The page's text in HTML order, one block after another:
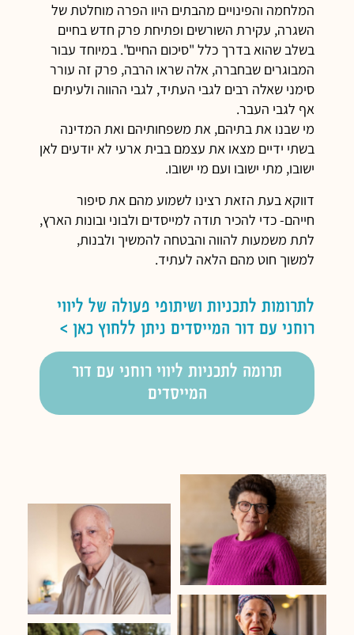
המלחמה והפינויים מהבתים היוו הפרה מוחלטת של
השגרה, עקירת השורשים ופתיחת פרק חדש בחיים
בשלב שהוא בדרך כלל "סיכום החיים". במיוחד עבור
המבוגרים שבחברה, אלה שראו הרבה, פרק זה עורר
סימני שאלה רבים לגבי העתיד, לגבי ההווה ולעיתים
אף לגבי העבר.
מי שבנו את בתיהם, את משפחותיהם ואת המדינה
בשתי ידיים מצאו את עצמם בבית ארעי לא יודעים לאן
ישובו, מתי ישובו ועם מי ישובו.
דווקא בעת הזאת רצינו לשמוע מהם את סיפור
חייהם- כדי להכיר תודה למייסדים ולבוני ובונות הארץ,
לתת משמעות להווה והבטחה להמשיך ולבנות,
למשוך חוט מהם הלאה לעתיד.
לתרומות לתכניות ושיתופי פעולה של ליווי
רוחני עם דור המייסדים ניתן ללחוץ כאן >
תרומה לתכניות ליווי רוחני עם דור
המייסדים